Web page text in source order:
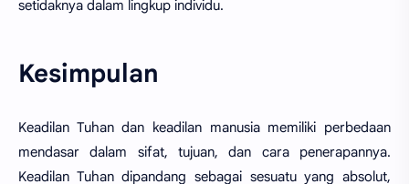
setidaknya dalam lingkup individu.
Kesimpulan
Keadilan Tuhan dan keadilan manusia memiliki perbedaan
mendasar dalam sifat, tujuan, dan cara penerapannya.
Keadilan Tuhan dipandang sebagai sesuatu yang absolut,